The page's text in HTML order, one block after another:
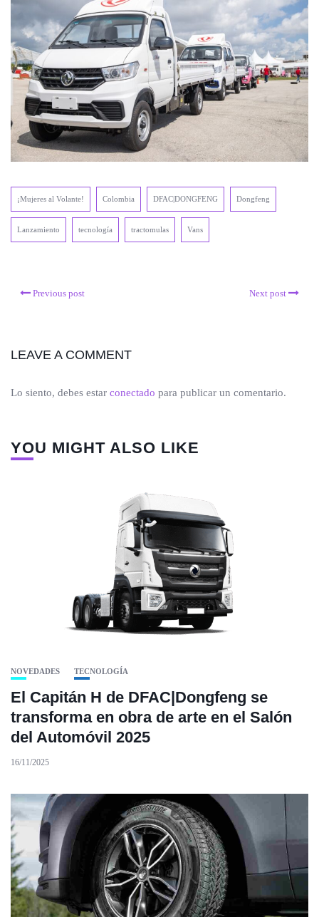
¡Mujeres al Volante! Colombia DFAC|DONGFENG Dongfeng
Lanzamiento tecnología tractomulas Vans
Previous post Next post
LEAVE A COMMENT
Lo siento, debes estar conectado para publicar un comentario.
YOU MIGHT ALSO LIKE
NOVEDADES TECNOLOGÍA
El Capitán H de DFAC|Dongfeng se
transforma en obra de arte en el Salón
del Automóvil 2025
16/11/2025